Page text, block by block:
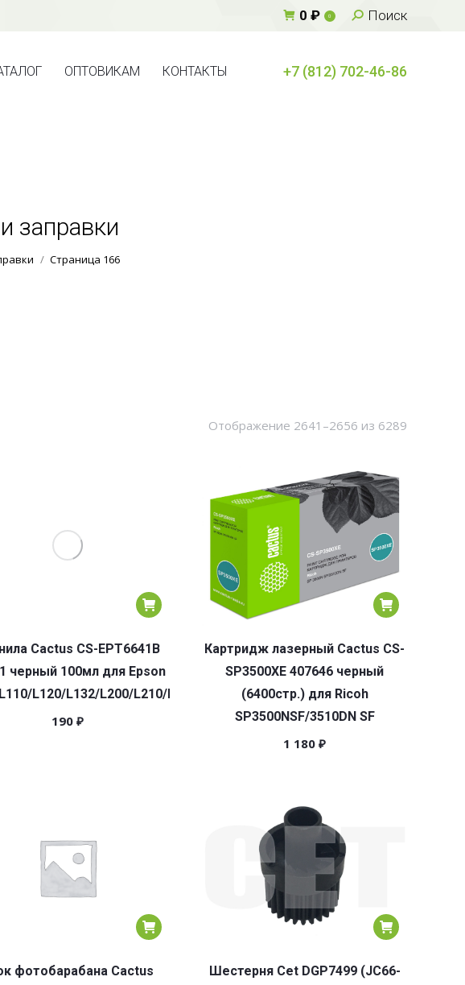
0 ₽ 0 Поиск:
Поиск
ОПТОВИКАМ КОНТАКТЫ +7 (812) 702-46-86
заправки
Страница 166
Отображение 2641–2656 из 6289
L350/L355/L362/L366/L456/L550/L555/L566/L1300
Cactus CS-EPT6641B
черный 100мл для Epson
L120/L132/L200/L210/L222/L300/L312/L350/L355/L362/L366/L456/
190 ₽
Картридж лазерный Cactus CS-
SP3500XE 407646 черный
(6400стр.) для Ricoh
SP3500NSF/3510DN SF
1 180 ₽
фотобарабана Cactus
Шестерня Cet DGP7499 (JC66-